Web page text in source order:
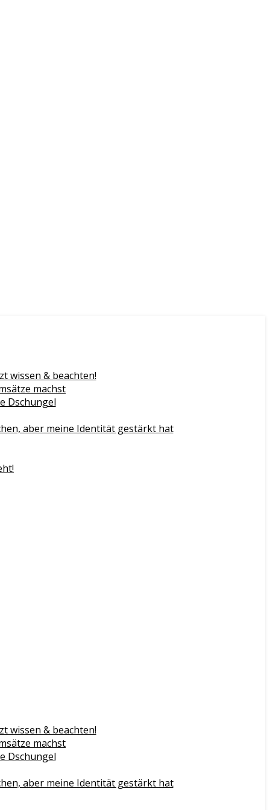
wissen & beachten!
machst
Dschungel
aber meine Identität gestärkt hat
wissen & beachten!
machst
Dschungel
aber meine Identität gestärkt hat